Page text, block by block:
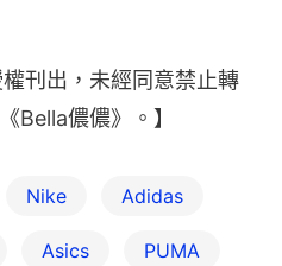
權刊出，未經同意禁止轉
Bella儂儂》。】
Nike Adidas
Asics PUMA